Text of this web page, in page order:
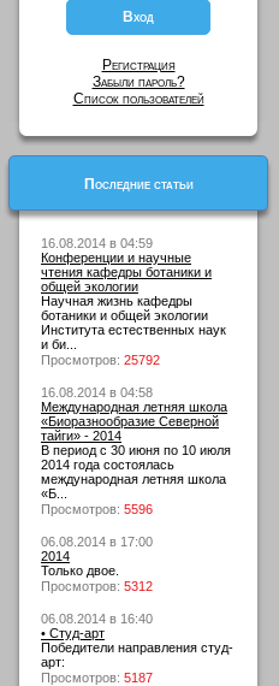
Регистрация
Забыли пароль?
Список пользователей
Последние статьи
16.08.2014 в 04:59
Конференции и научные
чтения кафедры ботаники и
общей экологии
Научная жизнь кафедры
ботаники и общей экологии
Института естественных наук
и би...
Просмотров: 25792
16.08.2014 в 04:58
Международная летняя школа
«Биоразнообразие Северной
тайги» - 2014
В период с 30 июня по 10 июля
2014 года состоялась
международная летняя школа
«Б...
Просмотров: 5596
06.08.2014 в 17:00
2014
Только двое.
Просмотров: 5312
06.08.2014 в 16:40
• Студ-арт
Победители направления студ-
арт:
Просмотров: 5187